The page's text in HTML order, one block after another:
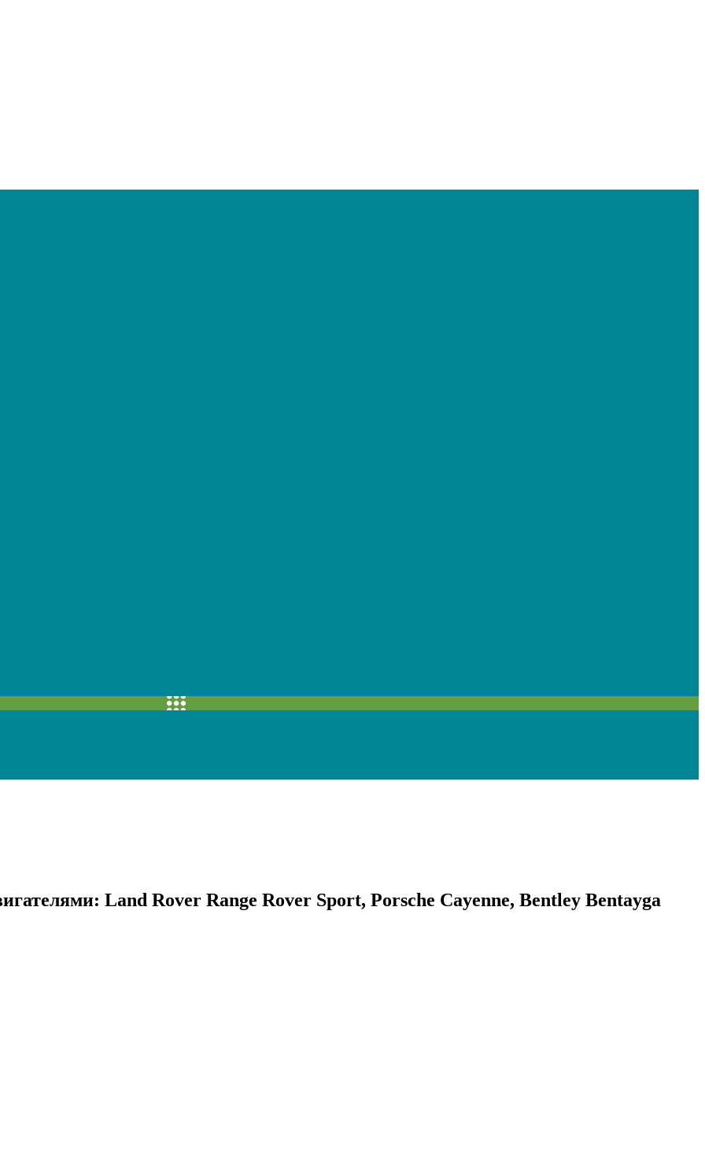
Land Rover Range Rover Sport, Porsche Cayenne, Bentley Bentayga